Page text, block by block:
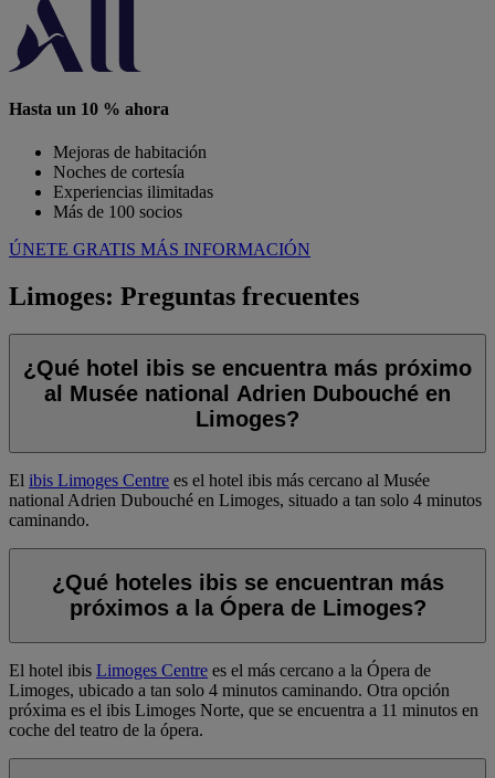
Hasta un 10 % ahora
Mejoras de habitación
Noches de cortesía
Experiencias ilimitadas
Más de 100 socios
ÚNETE GRATIS MÁS INFORMACIÓN
Limoges: Preguntas frecuentes
¿Qué hotel ibis se encuentra más próximo
al Musée national Adrien Dubouché en
Limoges?
El ibis Limoges Centre es el hotel ibis más cercano al Musée
national Adrien Dubouché en Limoges, situado a tan solo 4 minutos
caminando.
¿Qué hoteles ibis se encuentran más
próximos a la Ópera de Limoges?
El hotel ibis Limoges Centre es el más cercano a la Ópera de
Limoges, ubicado a tan solo 4 minutos caminando. Otra opción
próxima es el ibis Limoges Norte, que se encuentra a 11 minutos en
coche del teatro de la ópera.